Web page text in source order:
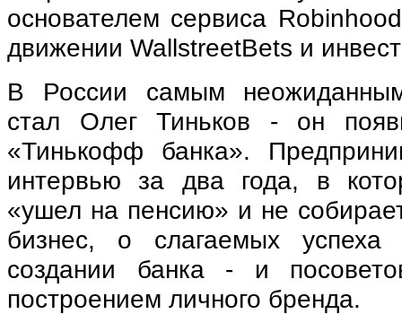
основателем сервиса
движении WallstreetBets и
В России самым
стал Олег Тиньков - он
«Тинькофф банка».
интервью за два года, в
«ушел на пенсию» и не
бизнес, о слагаемых
создании банка - и
построением личного бренда.